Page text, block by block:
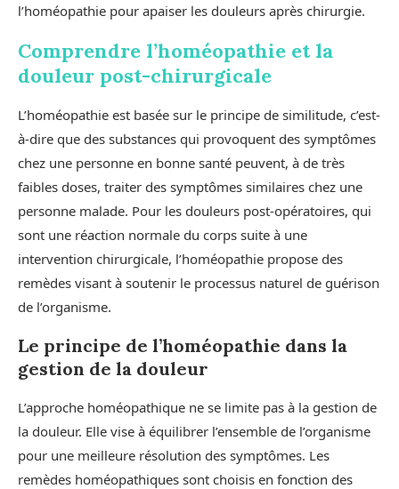
l’homéopathie pour apaiser les douleurs après chirurgie.
Comprendre l’homéopathie et la
douleur post-chirurgicale
L’homéopathie est basée sur le principe de similitude, c’est-
à-dire que des substances qui provoquent des symptômes
chez une personne en bonne santé peuvent, à de très
faibles doses, traiter des symptômes similaires chez une
personne malade. Pour les douleurs post-opératoires, qui
sont une réaction normale du corps suite à une
intervention chirurgicale, l’homéopathie propose des
remèdes visant à soutenir le processus naturel de guérison
de l’organisme.
Le principe de l’homéopathie dans la
gestion de la douleur
L’approche homéopathique ne se limite pas à la gestion de
la douleur. Elle vise à équilibrer l’ensemble de l’organisme
pour une meilleure résolution des symptômes. Les
remèdes homéopathiques sont choisis en fonction des